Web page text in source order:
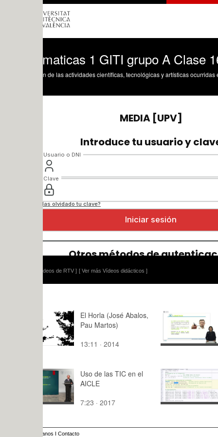
1 GITI grupo A Clase 16
de las actividades científicas, tecnológicas y artísticas ocurridas en los tres
[ Ver más Vídeos didácticos ]
El Horla (José Abalos,
Pau Martos)
13:11 · 2014
Ud.
códigos
gobierno.
10:47 ·
Uso de las TIC en el
AICLE
7:23 · 2017
Cálculo
la
volumen
efluente
9:53 · 2016